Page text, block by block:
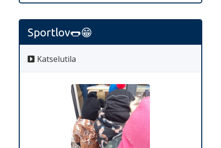
Sportlov🌭😁
Katselutila